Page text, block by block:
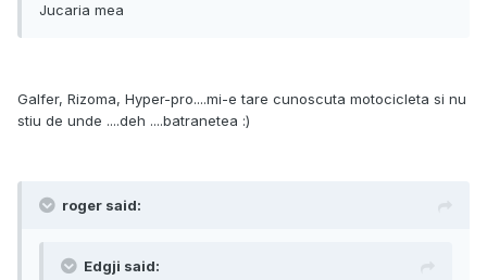
Jucaria mea
Galfer, Rizoma, Hyper-pro....mi-e tare cunoscuta motocicleta si nu
stiu de unde ....deh ....batranetea :)
roger said:
Edgji said: